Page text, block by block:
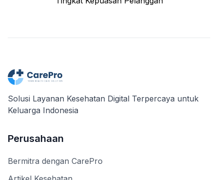
Solusi Layanan Kesehatan Digital Terpercaya untuk
Keluarga Indonesia
Perusahaan
Bermitra dengan CarePro